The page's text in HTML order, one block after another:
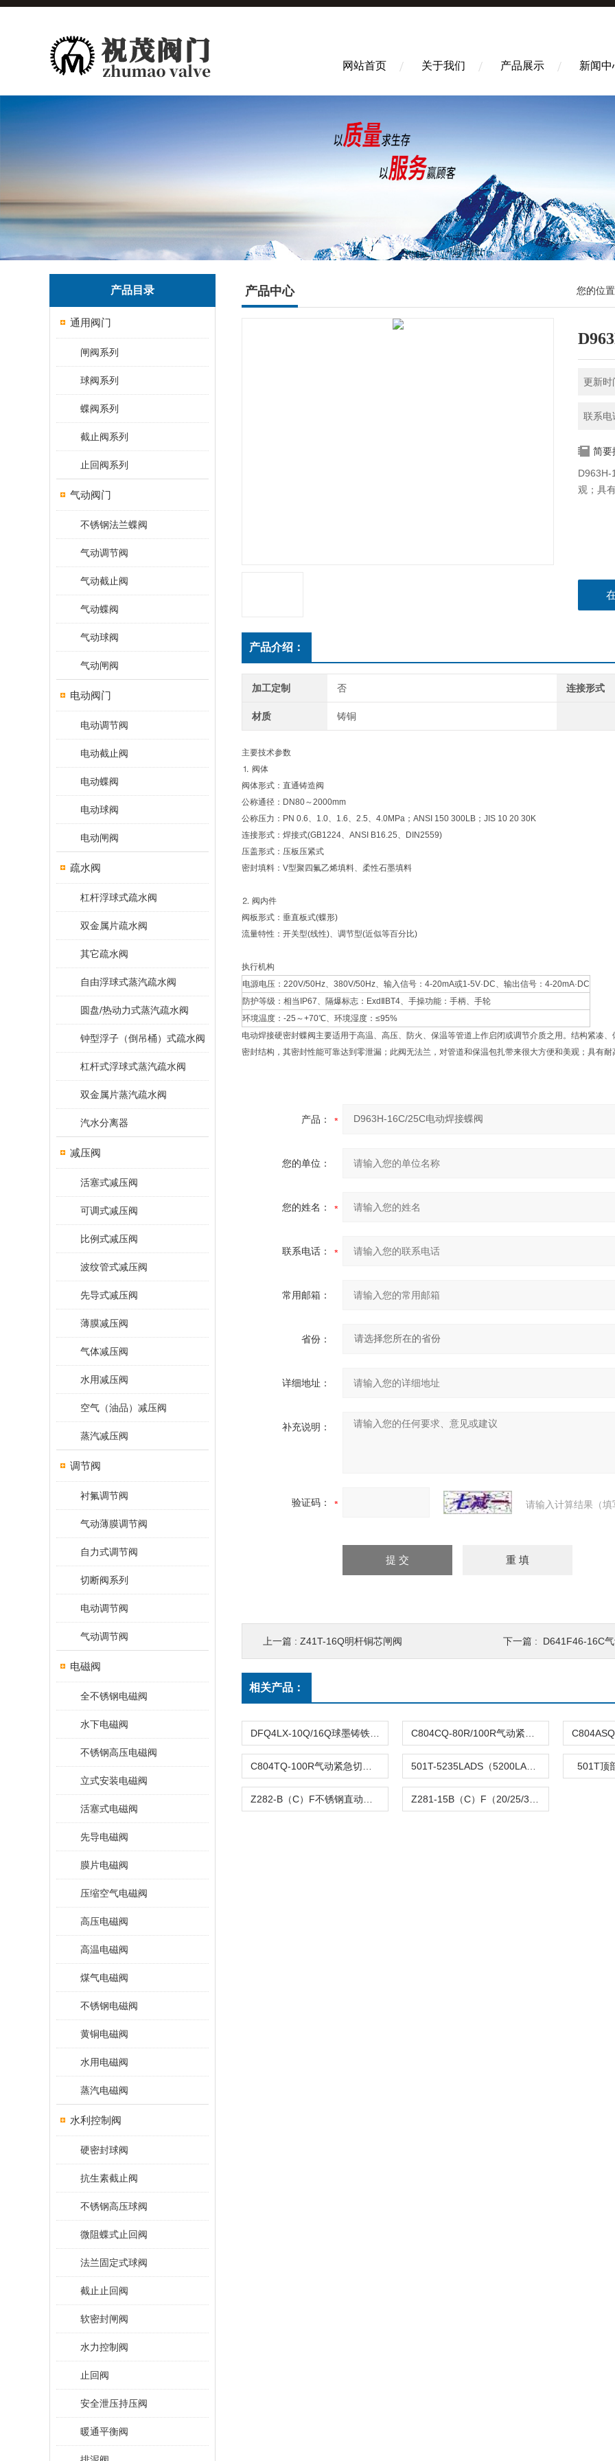
网站首页 关于我们 产品展示 新闻中
产品目录
通用阀门
闸阀系列
球阀系列
蝶阀系列
截止阀系列
止回阀系列
气动阀门
不锈钢法兰蝶阀
气动调节阀
气动截止阀
气动蝶阀
气动球阀
气动闸阀
电动阀门
电动调节阀
电动截止阀
电动蝶阀
电动球阀
电动闸阀
疏水阀
杠杆浮球式疏水阀
双金属片疏水阀
其它疏水阀
自由浮球式蒸汽疏水阀
圆盘/热动力式蒸汽疏水阀
钟型浮子（倒吊桶）式疏水阀
杠杆式浮球式蒸汽疏水阀
双金属片蒸汽疏水阀
汽水分离器
减压阀
活塞式减压阀
可调式减压阀
比例式减压阀
波纹管式减压阀
先导式减压阀
薄膜减压阀
气体减压阀
水用减压阀
空气（油品）减压阀
蒸汽减压阀
调节阀
衬氟调节阀
气动薄膜调节阀
自力式调节阀
切断阀系列
电动调节阀
气动调节阀
电磁阀
全不锈钢电磁阀
水下电磁阀
不锈钢高压电磁阀
立式安装电磁阀
活塞式电磁阀
先导电磁阀
膜片电磁阀
压缩空气电磁阀
高压电磁阀
高温电磁阀
煤气电磁阀
不锈钢电磁阀
黄铜电磁阀
水用电磁阀
蒸汽电磁阀
水利控制阀
硬密封球阀
抗生素截止阀
不锈钢高压球阀
微阻蝶式止回阀
法兰固定式球阀
截止止回阀
软密封闸阀
水力控制阀
止回阀
安全泄压持压阀
暖通平衡阀
产品中心 您的位
更新时
联系电
简要
D963H-
观；具
产品介绍：
加工定制 否 连接形式
材质 铸铜
主要技术参数
⒈ 阀体
阀体形式：直通铸造阀
公称通径：DN80～2000mm
公称压力：PN 0.6、1.0、1.6、2.5、4.0MPa；ANSI 150 300LB；JIS 10 20 30K
连接形式：焊接式(GB1224、ANSI B16.25、DIN2559)
压盖形式：压板压紧式
密封填料：V型聚四氟乙烯填料、柔性石墨填料
⒉ 阀内件
阀板形式：垂直板式(蝶形)
流量特性：开关型(线性)、调节型(近似等百分比)
执行机构
电源电压：220V/50Hz、380V/50Hz、输入信号：4-20mA或1-5V·DC、输出信号：4-20mA·DC
防护等级：相当IP67、隔爆标志：ExdⅡBT4、手操功能：手柄、手轮
环境温度：-25～+70℃、环境湿度：≤95%
电动焊接硬密封蝶阀主要适用于高温、高压、防火、保温等管道上作启闭或调节介质之用。结构紧凑
密封结构，其密封性能可靠达到零泄漏；此阀无法兰，对管道和保温包扎带来很大方便和美观；具有
产品：
您的单位：
您的姓名：
联系电话：
常用邮箱：
省份：
详细地址：
补充说明：
验证码： 请输入计算结果（
上一篇 : Z41T-16Q明杆铜芯闸阀 下一篇 : D641F46-16C
相关产品：
501T顶